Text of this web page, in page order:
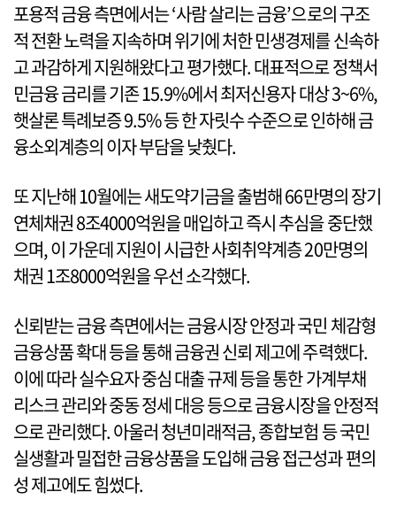
포용적 금융 측면에서는 ‘사람 살리는 금융’으로의 구조
적 전환 노력을 지속하며 위기에 처한 민생경제를 신속하
고 과감하게 지원해왔다고 평가했다. 대표적으로 정책서
민금융 금리를 기존 15.9%에서 최저신용자 대상 3~6%,
햇살론 특례보증 9.5% 등 한 자릿수 수준으로 인하해 금
융소외계층의 이자 부담을 낮췄다.
또 지난해 10월에는 새도약기금을 출범해 66만명의 장기
연체채권 8조4000억원을 매입하고 즉시 추심을 중단했
으며, 이 가운데 지원이 시급한 사회취약계층 20만명의
채권 1조8000억원을 우선 소각했다.
신뢰받는 금융 측면에서는 금융시장 안정과 국민 체감형
금융상품 확대 등을 통해 금융권 신뢰 제고에 주력했다.
이에 따라 실수요자 중심 대출 규제 등을 통한 가계부채
리스크 관리와 중동 정세 대응 등으로 금융시장을 안정적
으로 관리했다. 아울러 청년미래적금, 종합보험 등 국민
실생활과 밀접한 금융상품을 도입해 금융 접근성과 편의
성 제고에도 힘썼다.